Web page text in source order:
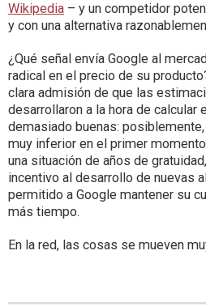
Wikipedia – y un competidor
y con una alternativa
¿Qué señal envía Google al
radical en el precio de su
clara admisión de que las
desarrollaron a la hora de calcular
demasiado buenas:
muy inferior en el primer
una situación de años de
incentivo al desarrollo de nuevas
permitido a Google mantener su
más tiempo.
En la red, las cosas se mueven